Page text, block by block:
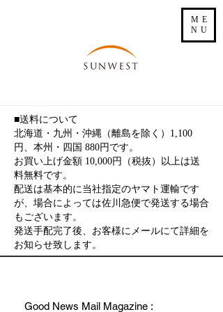
ME
NU
■送料について
北海道・九州・沖縄（離島を除く）1,100
円、本州・四国 880円です。
お買い上げ金額 10,000円（税抜）以上は送
料無料です。
配送は基本的に当社指定のヤマト運輸です
が、場合によっては佐川急便で発送する場合
もございます。
発送手配完了後、お客様にメールにて詳細を
お知らせ致します。
Good News Mail Magazine :